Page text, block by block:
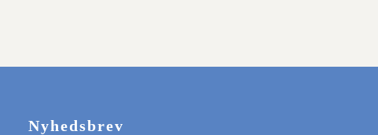
Nyhedsbrev